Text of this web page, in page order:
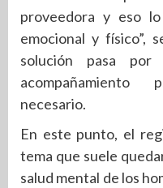
proveedora y eso
emocional y físico”,
solución pasa
acompañamiento
necesario.
En este punto, el
tema que suele
salud mental de los